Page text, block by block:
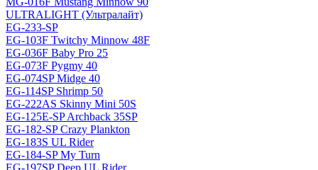
ULTRALIGHT (Ультралайт)
EG-233-SP
EG-103F Twitchy Minnow 48F
EG-036F Baby Pro 25
EG-073F Pygmy 40
EG-074SP Midge 40
EG-114SP Shrimp 50
EG-222AS Skinny Mini 50S
EG-125E-SP Archback 35SP
EG-182-SP Crazy Plankton
EG-183S UL Rider
EG-184-SP My Turn
EG-197SP Deep UL Rider